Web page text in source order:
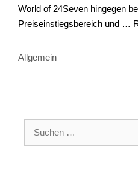
World of 24Seven hingegen
Preiseinstiegsbereich und …
Kategorien
Allgemein